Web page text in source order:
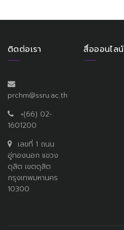
ติดต่อเรา
prchm@ssru.ac.th
+(66) 02-
1601200
เลขที่ 1 ถนน
อู่ทองนอก แขวง
ดุสิต เขตดุสิต
กรุงเทพมหานคร
10300
สื่อออนไลน์